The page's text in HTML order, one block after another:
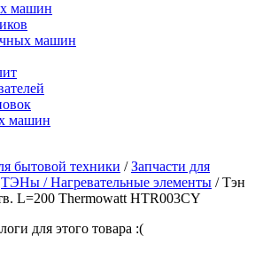
машин
машин
машин
бытовой техники /Запчасти для
ТЭНы / Нагревательные элементы / Тэн
L=200 Thermowatt HTR003CY
для этого товара :(